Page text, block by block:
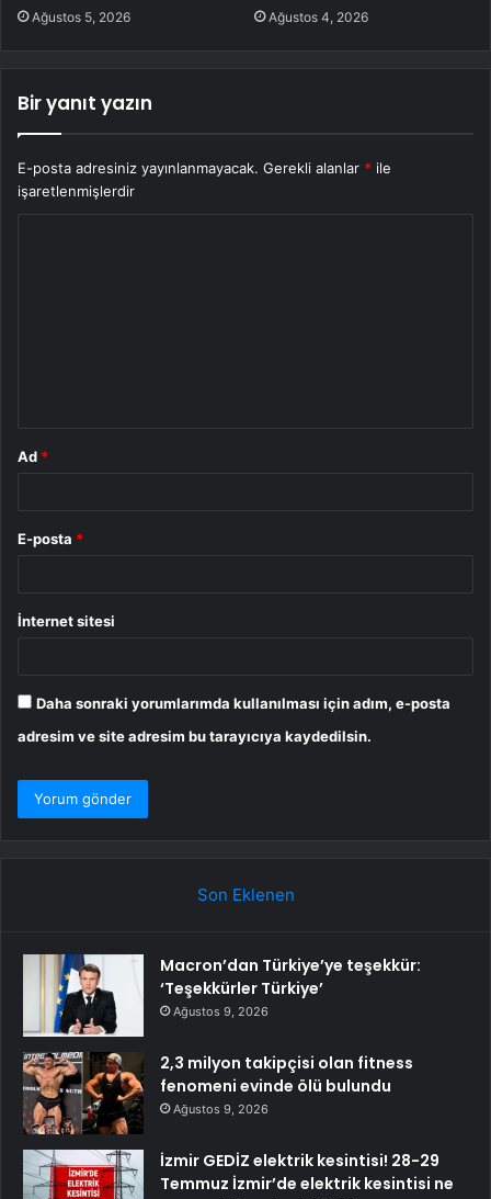
Ağustos 5, 2026 Ağustos 4, 2026
Bir yanıt yazın
E-posta adresiniz yayınlanmayacak. Gerekli alanlar * ile
işaretlenmişlerdir
Ad *
E-posta *
İnternet sitesi
Daha sonraki yorumlarımda kullanılması için adım, e-posta
adresim ve site adresim bu tarayıcıya kaydedilsin.
Son Eklenen
Macron’dan Türkiye’ye teşekkür:
‘Teşekkürler Türkiye’
Ağustos 9, 2026
2,3 milyon takipçisi olan fitness
fenomeni evinde ölü bulundu
Ağustos 9, 2026
İzmir GEDİZ elektrik kesintisi! 28-29
Temmuz İzmir’de elektrik kesintisi ne